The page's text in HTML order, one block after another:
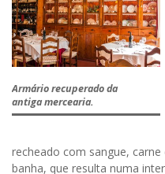
Armário recuperado da
antiga mercearia.
recheado com sangue,
banha, que resulta numa